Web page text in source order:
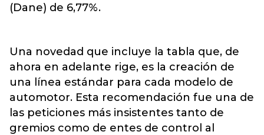
(Dane) de 6,77%.
Una novedad que incluye la tabla que, de
ahora en adelante rige, es la creación de
una línea estándar para cada modelo de
automotor. Esta recomendación fue una de
las peticiones más insistentes tanto de
gremios como de entes de control al